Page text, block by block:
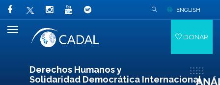
Derechos Humanos y
Solidaridad Democrática Internacional
ENGLISH
DONAR